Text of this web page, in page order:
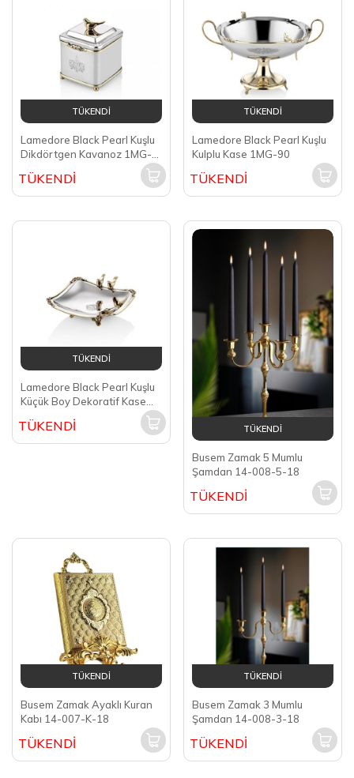
TÜKENDİ
Lamedore Black Pearl Kuşlu
Dikdörtgen Kavanoz 1MG-
TÜKENDİ
TÜKENDİ
Lamedore Black Pearl Kuşlu
Kulplu Kase 1MG-90
TÜKENDİ
TÜKENDİ
Lamedore Black Pearl Kuşlu
Küçük Boy Dekoratif Kase
TÜKENDİ TÜKENDİ
Busem Zamak 5 Mumlu
Şamdan 14-008-5-18
TÜKENDİ
TÜKENDİ
Busem Zamak Ayaklı Kuran
Kabı 14-007-K-18
TÜKENDİ
TÜKENDİ
Busem Zamak 3 Mumlu
Şamdan 14-008-3-18
TÜKENDİ